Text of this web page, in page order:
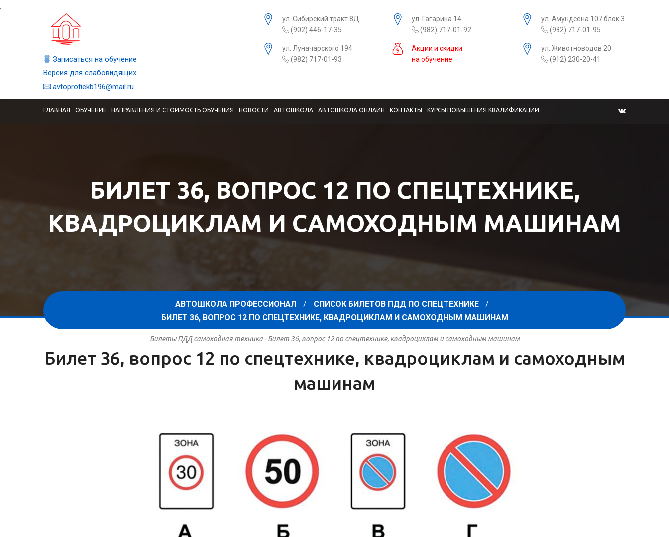
,
Записаться на обучение
Версия для слабовидящих
avtoprofiekb196@mail.ru
ул. Сибирский тракт 8Д
(902) 446-17-35
ул. Гагарина 14
(982) 717-01-92
ул. Амундсена 107 блок 3
(982) 717-01-95
ул. Луначарского 194
(982) 717-01-93
Акции и скидки
на обучение
ул. Животноводов 20
(912) 230-20-41
ГЛАВНАЯ ОБУЧЕНИЕ НАПРАВЛЕНИЯ И СТОИМОСТЬ ОБУЧЕНИЯ НОВОСТИ АВТОШКОЛА АВТОШКОЛА ОНЛАЙН КОНТАКТЫ КУРСЫ ПОВЫШЕНИЯ КВАЛИФИКАЦИИ
БИЛЕТ 36, ВОПРОС 12 ПО СПЕЦТЕХНИКЕ,
КВАДРОЦИКЛАМ И САМОХОДНЫМ МАШИНАМ
АВТОШКОЛА ПРОФЕССИОНАЛ
СПИСОК БИЛЕТОВ ПДД ПО СПЕЦТЕХНИКЕ
БИЛЕТ 36, ВОПРОС 12 ПО СПЕЦТЕХНИКЕ, КВАДРОЦИКЛАМ И САМОХОДНЫМ МАШИНАМ
Билеты ПДД самоходная техника - Билет 36, вопрос 12 по спецтехнике, квадроциклам и самоходным машинам
Билет 36, вопрос 12 по спецтехнике, квадроциклам и самоходным
машинам